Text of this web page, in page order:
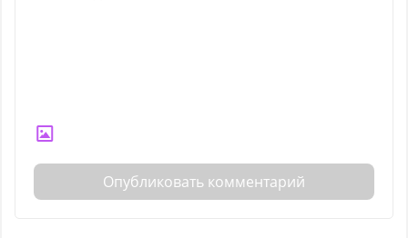
Опубликовать комментарий